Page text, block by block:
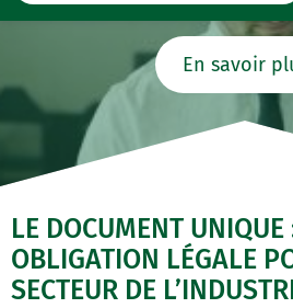
En savoir
LE DOCUMENT UNIQUE
OBLIGATION LÉGALE
SECTEUR DE